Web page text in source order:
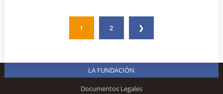
1 2 ❯
LA FUNDACIÓN
Documentos Legales